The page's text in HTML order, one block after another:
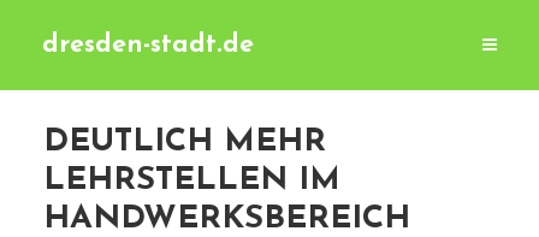
dresden-stadt.de
DEUTLICH MEHR
LEHRSTELLEN IM
HANDWERKSBEREICH